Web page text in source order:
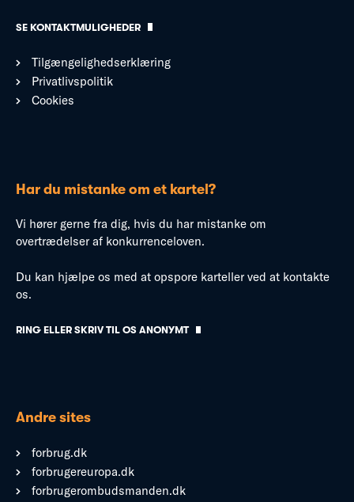
SE KONTAKTMULIGHEDER
Tilgængelighedserklæring
Privatlivspolitik
Cookies
Har du mistanke om et kartel?
Vi hører gerne fra dig, hvis du har mistanke om
overtrædelser af konkurrenceloven.
Du kan hjælpe os med at opspore karteller ved at kontakte
os.
RING ELLER SKRIV TIL OS ANONYMT
Andre sites
forbrug.dk
forbrugereuropa.dk
forbrugerombudsmanden.dk